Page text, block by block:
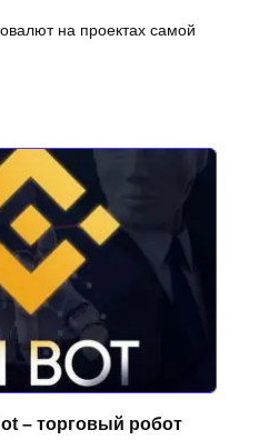
на проектах самой
– торговый робот